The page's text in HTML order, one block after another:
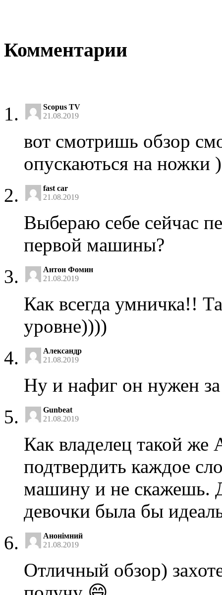
Комментарии
Scopus TV
21.08.2019
вот смотришь обзор
опускаються на ножки
fast car
21.08.2019
Выбераю себе сейчас
первой машины?
Антон Фомин
21.08.2019
Как всегда умничка!!
уровне))))
Александр
21.08.2019
Ну и нафиг он нужен за
Gunbeat
21.08.2019
Как владелец такой же
подтвердить каждое
машину и не скажешь.
девочки была бы
Анонімний
21.08.2019
Отличный обзор)